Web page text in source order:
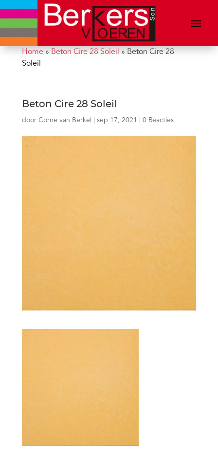
Home» Beton Cire 28 Soleil » Beton Cire 28
Soleil
Beton Cire 28 Soleil
door Corne van Berkel sep 17, 2021 0 Reacties